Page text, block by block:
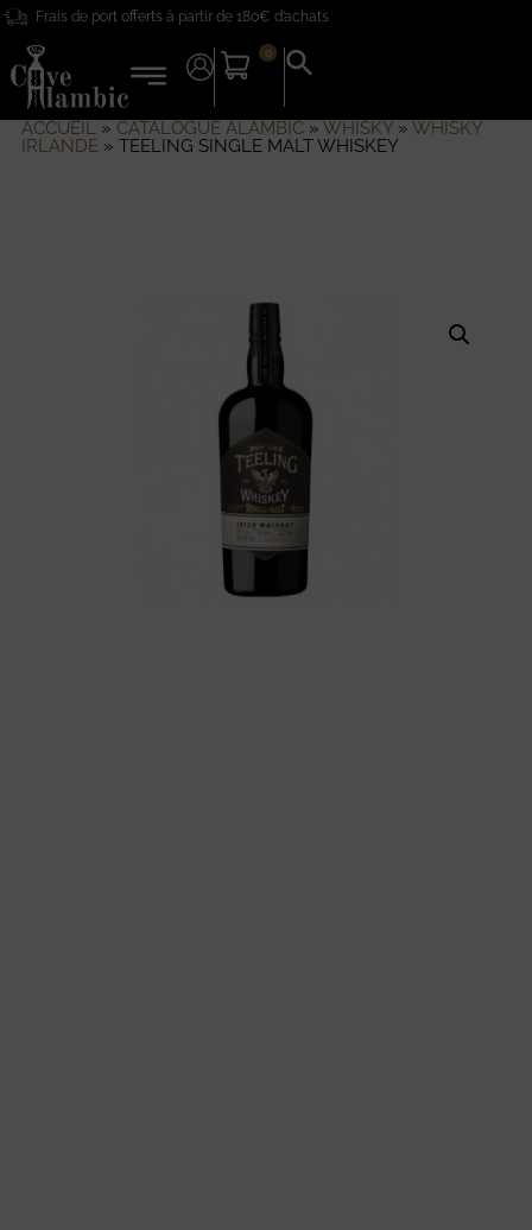
Frais de port offerts à partir de 180€ d’achats
0
Search
for:
ACCUEIL» CATALOGUE ALAMBIC» WHISKY» WHISKY
IRLANDE» TEELING SINGLE MALT WHISKEY